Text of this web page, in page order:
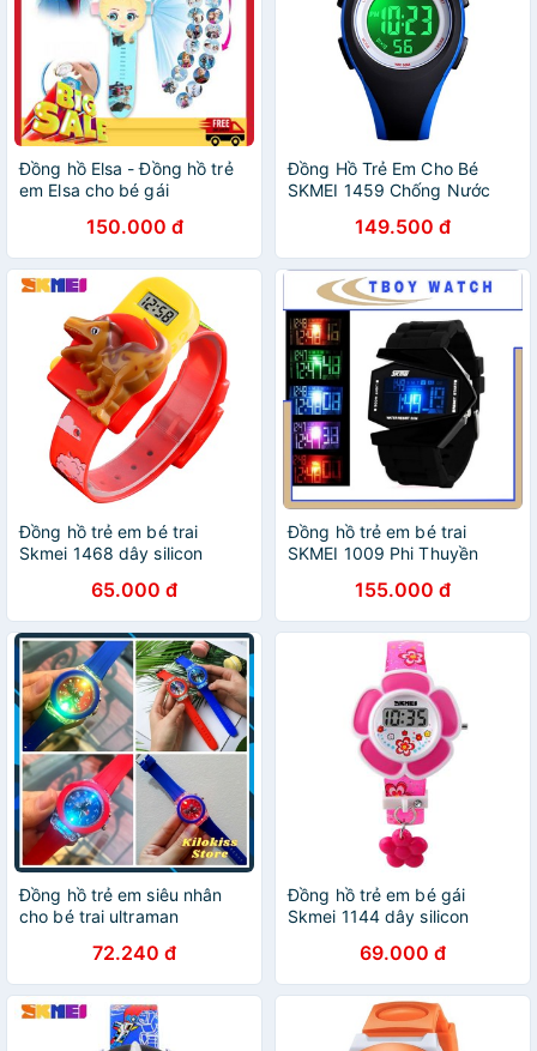
Đồng hồ Elsa - Đồng hồ trẻ
em Elsa cho bé gái
150.000 đ
Đồng Hồ Trẻ Em Cho Bé
SKMEI 1459 Chống Nước
149.500 đ
Đồng hồ trẻ em bé trai
Skmei 1468 dây silicon
65.000 đ
Đồng hồ trẻ em bé trai
SKMEI 1009 Phi Thuyền
155.000 đ
Đồng hồ trẻ em siêu nhân
cho bé trai ultraman
72.240 đ
Đồng hồ trẻ em bé gái
Skmei 1144 dây silicon
69.000 đ